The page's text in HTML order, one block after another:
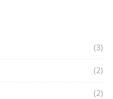
(3)
(2)
(2)